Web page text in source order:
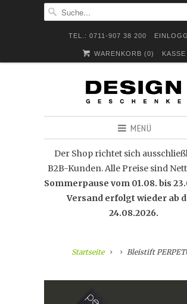
TEL.: 0711-907 38 200
WARENKORB (0) KASSE
MENÜ
Der Shop richtet sich
B2B-Kunden. Alle Preise sind
Sommerpause vom 01.08. bis
Versand erfolgt wieder ab
24.08.2026.
Startseite Bleistift